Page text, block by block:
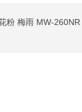
粉 梅雨 MW-